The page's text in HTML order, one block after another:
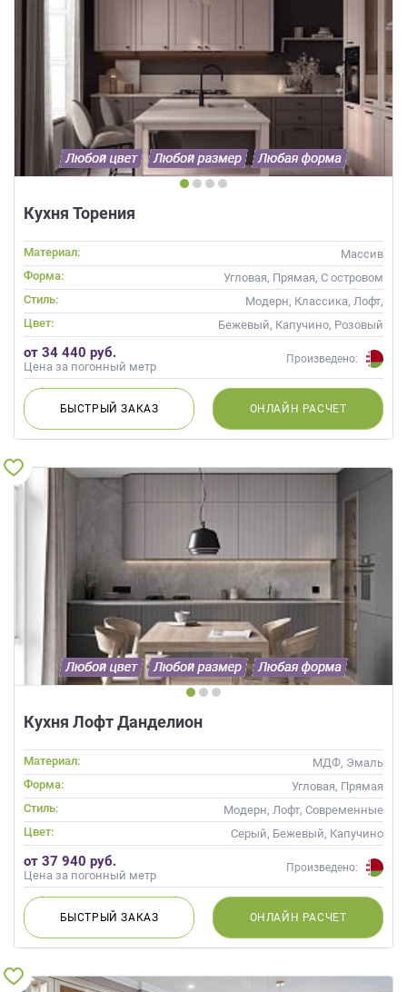
Кухня Торения
Материал:
Массив
Форма:
Угловая, Прямая, С островом
Стиль:
Модерн, Классика, Лофт,
Скандинавский, Неоклассика,
Современные
Цвет: Бежевый, Капучино, Розовый
от 34 440 руб.
Цена за погонный метр
Произведено:
БЫСТРЫЙЗАКАЗ ОНЛАЙН РАСЧЕТ
Кухня Лофт Данделион
Материал:
МДФ, Эмаль
Форма:
Угловая, Прямая
Стиль:
Модерн, Лофт, Современные
Цвет:
Серый, Бежевый, Капучино
от 37 940 руб.
Цена за погонный метр
Произведено:
БЫСТРЫЙЗАКАЗ ОНЛАЙН РАСЧЕТ